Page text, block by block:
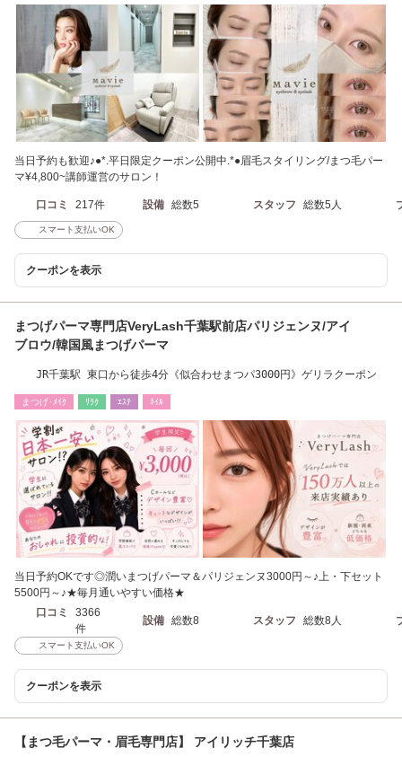
当日予約も歓迎♪●*.平日限定クーポン公開中.*●眉毛スタイリング/まつ毛パー
マ¥4,800~講師運営のサロン！
口コミ 217件 設備 総数5 スタッフ 総数5人
スマート支払いOK
クーポンを表示
まつげパーマ専門店VeryLash千葉駅前店パリジェンヌ/アイ
ブロウ/韓国風まつげパーマ
JR千葉駅 東口から徒歩4分《似合わせまつパ3000円》ゲリラクーポン
まつげ･ﾒｲｸ ﾘﾗｸ ｴｽﾃ ﾈｲﾙ
当日予約OKです◎潤いまつげパーマ＆パリジェンヌ3000円～♪上・下セット
5500円～♪★毎月通いやすい価格★
口コミ
3366
件
設備 総数8 スタッフ 総数8人
スマート支払いOK
クーポンを表示
【まつ毛パーマ・眉毛専門店】 アイリッチ千葉店